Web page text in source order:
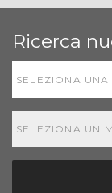
Ricerca
SELEZIONA
SELEZIONA UN